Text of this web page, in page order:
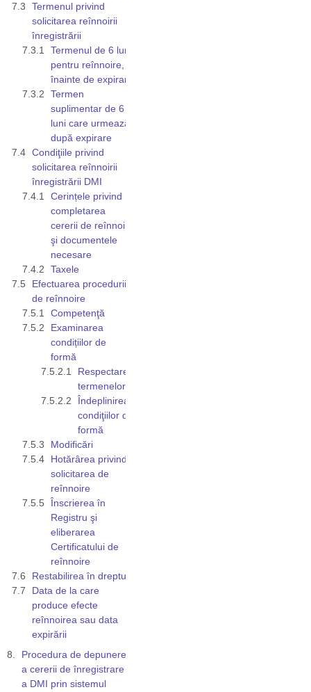
Termenul privind
solicitarea reînnoirii
înregistrării
Termenul de 6 luni
pentru reînnoire,
înainte de expirare
Termen
suplimentar de 6
luni care urmează
după expirare
Condiţiile privind
solicitarea reînnoirii
înregistrării DMI
Cerințele privind
completarea
cererii de reînnoire
şi documentele
necesare
Taxele
Efectuarea procedurii
de reînnoire
Competenţă
Examinarea
condițiilor de
formă
Respectarea
termenelor
Îndeplinirea
condiţiilor de
formă
Modificări
Hotărârea privind
solicitarea de
reînnoire
Înscrierea în
Registru şi
eliberarea
Certificatului de
reînnoire
Restabilirea în drepturi
Data de la care
produce efecte
reînnoirea sau data
expirării
Procedura de depunere
a cererii de înregistrare
a DMI prin sistemul